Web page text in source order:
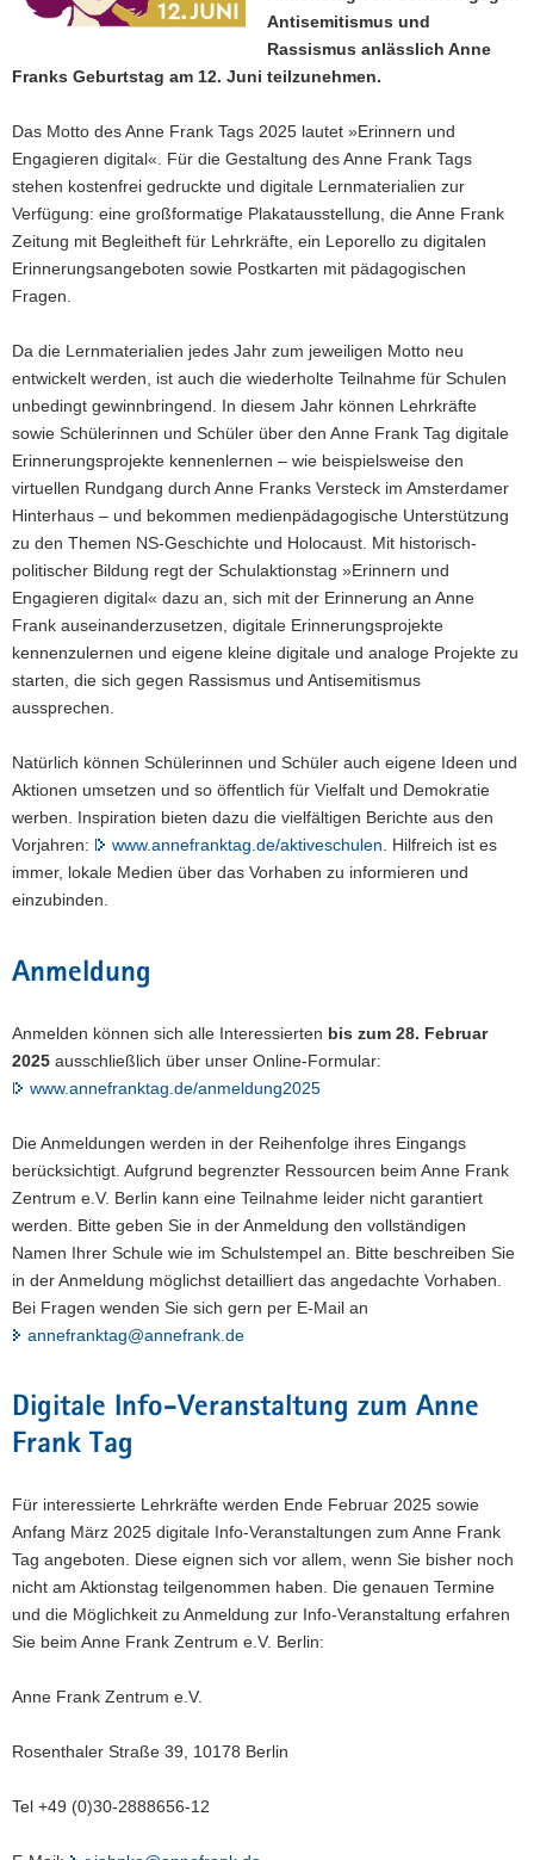
i
a
t
i
o
n
Antisemitismus und
Rassismus anlässlich Anne
Franks Geburtstag am 12. Juni teilzunehmen.
Das Motto des Anne Frank Tags 2025 lautet »Erinnern und
Engagieren digital«. Für die Gestaltung des Anne Frank Tags
stehen kostenfrei gedruckte und digitale Lernmaterialien zur
Verfügung: eine großformatige Plakatausstellung, die Anne Frank
Zeitung mit Begleitheft für Lehrkräfte, ein Leporello zu digitalen
Erinnerungsangeboten sowie Postkarten mit pädagogischen
Fragen.
Da die Lernmaterialien jedes Jahr zum jeweiligen Motto neu
entwickelt werden, ist auch die wiederholte Teilnahme für Schulen
unbedingt gewinnbringend. In diesem Jahr können Lehrkräfte
sowie Schülerinnen und Schüler über den Anne Frank Tag digitale
Erinnerungsprojekte kennenlernen – wie beispielsweise den
virtuellen Rundgang durch Anne Franks Versteck im Amsterdamer
Hinterhaus – und bekommen medienpädagogische Unterstützung
zu den Themen NS-Geschichte und Holocaust. Mit historisch-
politischer Bildung regt der Schulaktionstag »Erinnern und
Engagieren digital« dazu an, sich mit der Erinnerung an Anne
Frank auseinanderzusetzen, digitale Erinnerungsprojekte
kennenzulernen und eigene kleine digitale und analoge Projekte zu
starten, die sich gegen Rassismus und Antisemitismus
aussprechen.
Natürlich können Schülerinnen und Schüler auch eigene Ideen und
Aktionen umsetzen und so öffentlich für Vielfalt und Demokratie
werben. Inspiration bieten dazu die vielfältigen Berichte aus den
Vorjahren:
www.annefranktag.de/aktiveschulen . Hilfreich ist es
immer, lokale Medien über das Vorhaben zu informieren und
einzubinden.
Anmeldung
Anmelden können sich alle Interessierten bis zum 28. Februar
2025 ausschließlich über unser Online-Formular:
www.annefranktag.de/anmeldung2025
Die Anmeldungen werden in der Reihenfolge ihres Eingangs
berücksichtigt. Aufgrund begrenzter Ressourcen beim Anne Frank
Zentrum e.V. Berlin kann eine Teilnahme leider nicht garantiert
werden. Bitte geben Sie in der Anmeldung den vollständigen
Namen Ihrer Schule wie im Schulstempel an. Bitte beschreiben Sie
in der Anmeldung möglichst detailliert das angedachte Vorhaben.
Bei Fragen wenden Sie sich gern per E-Mail an
annefranktag@annefrank.de
Digitale Info-Veranstaltung zum Anne
Frank Tag
Für interessierte Lehrkräfte werden Ende Februar 2025 sowie
Anfang März 2025 digitale Info-Veranstaltungen zum Anne Frank
Tag angeboten. Diese eignen sich vor allem, wenn Sie bisher noch
nicht am Aktionstag teilgenommen haben. Die genauen Termine
und die Möglichkeit zu Anmeldung zur Info-Veranstaltung erfahren
Sie beim Anne Frank Zentrum e.V. Berlin:
Anne Frank Zentrum e.V.
Rosenthaler Straße 39, 10178 Berlin
Tel +49 (0)30-2888656-12